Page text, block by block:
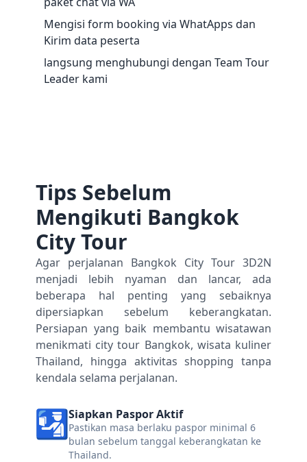
Mengisi form booking via WhatApps dan
Kirim data peserta
langsung menghubungi dengan Team Tour
Leader kami
Tips Sebelum
Mengikuti Bangkok
City Tour
Agar perjalanan Bangkok City Tour 3D2N
menjadi lebih nyaman dan lancar, ada
beberapa hal penting yang sebaiknya
dipersiapkan sebelum keberangkatan.
Persiapan yang baik membantu wisatawan
menikmati city tour Bangkok, wisata kuliner
Thailand, hingga aktivitas shopping tanpa
kendala selama perjalanan.
Siapkan Paspor Aktif
Pastikan masa berlaku paspor minimal 6
bulan sebelum tanggal keberangkatan ke
Thailand.